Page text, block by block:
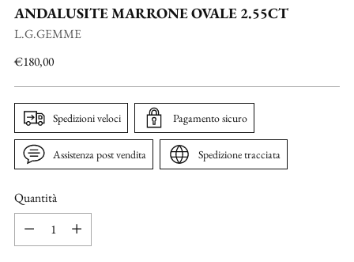
ANDALUSITE MARRONE OVALE 2.55CT
L.G.GEMME
Prezzo
€180,00
Spedizioni veloci Pagamento sicuro
Assistenza post vendita Spedizione tracciata
Quantità
Quantità